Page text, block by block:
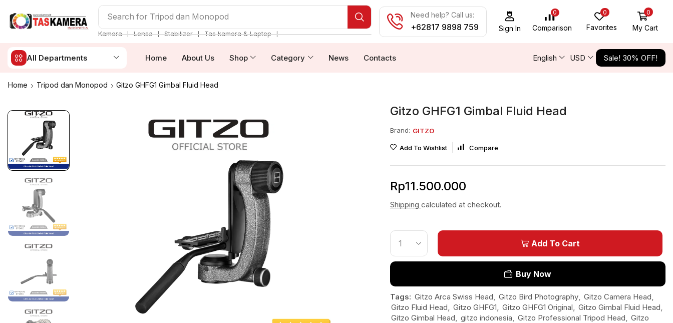
Search for Tripod dan Monopod
Kamera ❘ Lensa ❘ Stabilizer ❘ Tas kamera & Laptop ❘
Need help? Call us:
+62817 9898 759 Sign In
0
Comparison
0
Favorites
0
My Cart
All Departments Home About Us Shop Category News Contacts English USD Sale! 30% OFF!
Home Tripod dan Monopod Gitzo GHFG1 Gimbal Fluid Head
Gitzo GHFG1 Gimbal Fluid Head
Brand: GITZO
Add To Wishlist Compare
Rp11.500.000
Shipping calculated at checkout.
Add To Cart
Buy Now
Tags: Gitzo Arca Swiss Head, Gitzo Bird Photography, Gitzo Camera Head,
Gitzo Fluid Head, Gitzo GHFG1, Gitzo GHFG1 Original, Gitzo Gimbal Fluid Head,
Gitzo Gimbal Head, gitzo indonesia, Gitzo Professional Tripod Head, Gitzo